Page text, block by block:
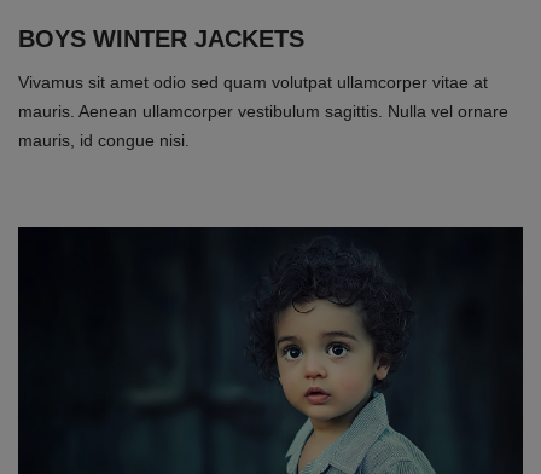
BOYS WINTER JACKETS
Vivamus sit amet odio sed quam volutpat ullamcorper vitae at
mauris. Aenean ullamcorper vestibulum sagittis. Nulla vel ornare
mauris, id congue nisi.